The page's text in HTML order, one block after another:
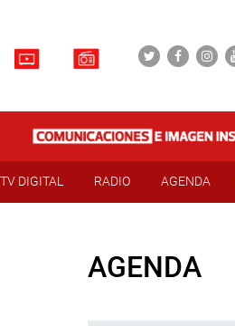
TV DIGITAL RADIO AGENDA
AGENDA